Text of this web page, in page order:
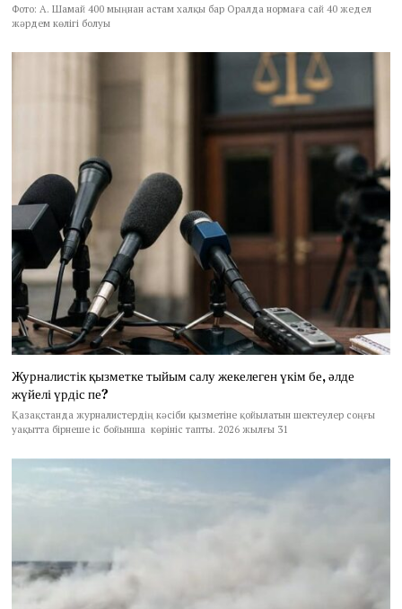
Фото: А. Шамай 400 мыңнан астам халқы бар Оралда нормаға сай 40 жедел
жәрдем көлігі болуы
Журналистік қызметке тыйым салу жекелеген үкім бе, әлде
жүйелі үрдіс пе?
Қазақстанда журналистердің кәсіби қызметіне қойылатын шектеулер соңғы
уақытта бірнеше іс бойынша көрініс тапты. 2026 жылғы 31